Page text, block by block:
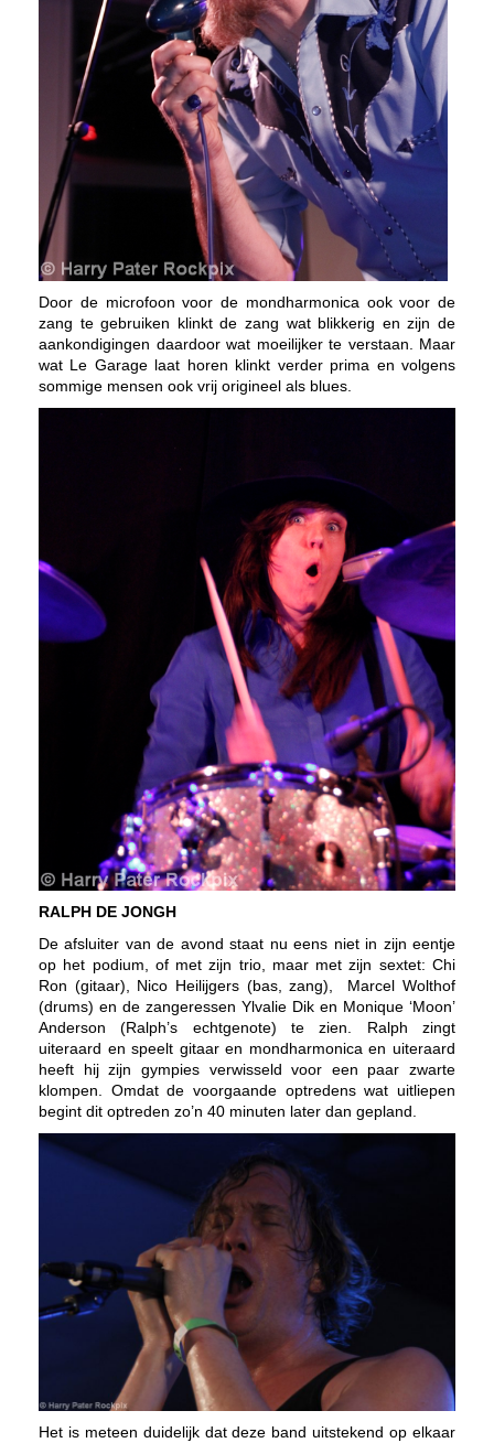
Door de microfoon voor de mondharmonica ook voor de
zang te gebruiken klinkt de zang wat blikkerig en zijn de
aankondigingen daardoor wat moeilijker te verstaan. Maar
wat Le Garage laat horen klinkt verder prima en volgens
sommige mensen ook vrij origineel als blues.
RALPH DE JONGH
De afsluiter van de avond staat nu eens niet in zijn eentje
op het podium, of met zijn trio, maar met zijn sextet: Chi
Ron (gitaar), Nico Heilijgers (bas, zang), Marcel Wolthof
(drums) en de zangeressen Ylvalie Dik en Monique ‘Moon’
Anderson (Ralph’s echtgenote) te zien. Ralph zingt
uiteraard en speelt gitaar en mondharmonica en uiteraard
heeft hij zijn gympies verwisseld voor een paar zwarte
klompen. Omdat de voorgaande optredens wat uitliepen
begint dit optreden zo’n 40 minuten later dan gepland.
Het is meteen duidelijk dat deze band uitstekend op elkaar